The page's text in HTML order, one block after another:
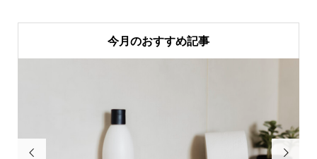
今月のおすすめ記事
 